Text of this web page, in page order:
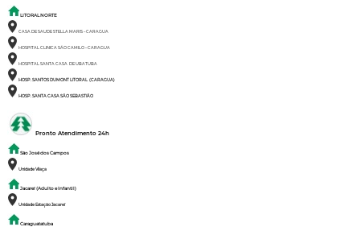
LITORAL NORTE
CASA DE SAUDE STELLA MARIS – CARAGUA
HOSPITAL CLINICA SÃO CAMILO – CARAGUA
HOSPITAL SANTA CASA DE UBATUBA
HOSP. SANTOS DUMONT LITORAL (CARAGUA)
HOSP. SANTA CASA SÃO SEBASTIÃO
Pronto Atendimento 24h
São José dos Campos
Unidade Vilaça
Jacareí (Adulto e Infantil)
Unidade Estação Jacareí
Caraguatatuba